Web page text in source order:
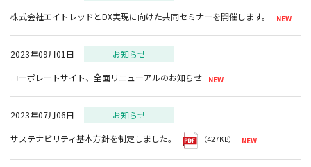
株式会社エイトレッドとDX実現に向けた共同セミナーを開催します。
2023年09月01日
お知らせ
コーポレートサイト、全面リニューアルのお知らせ
2023年07月06日
お知らせ
サステナビリティ基本方針を制定しました。
（427KB）